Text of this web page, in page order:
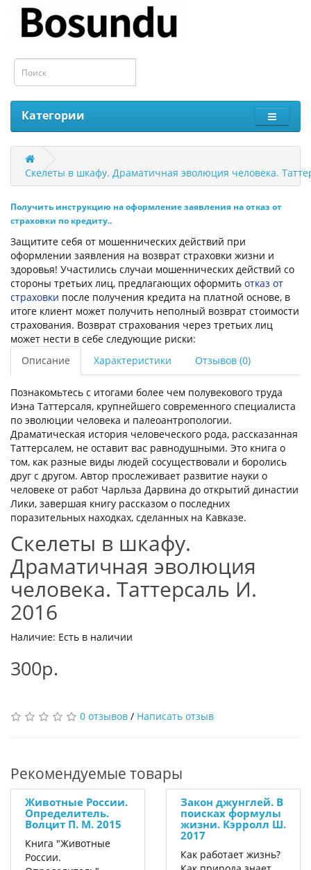
Категории
Скелеты в шкафу. Драматичная эволюция человека.
Получить инструкцию на оформление заявления на отказ от
страховки по кредиту..
Защитите себя от мошеннических действий при
оформлении заявления на возврат страховки жизни и
здоровья! Участились случаи мошеннических действий со
стороны третьих лиц, предлагающих оформить отказ от
страховки после получения кредита на платной основе, в
итоге клиент может получить неполный возврат стоимости
страхования. Возврат страхования через третьих лиц
может нести в себе следующие риски:
Описание
Характеристики Отзывов (0)
Познакомьтесь с итогами более чем полувекового труда
Иэна Таттерсаля, крупнейшего современного специалиста
по эволюции человека и палеоантропологии.
Драматическая история человеческого рода, рассказанная
Таттерсалем, не оставит вас равнодушными. Это книга о
том, как разные виды людей сосуществовали и боролись
друг с другом. Автор прослеживает развитие науки о
человеке от работ Чарльза Дарвина до открытий династии
Лики, завершая книгу рассказом о последних
поразительных находках, сделанных на Кавказе.
Скелеты в шкафу.
Драматичная эволюция
человека. Таттерсаль И.
2016
Наличие: Есть в наличии
300р.
0 отзывов / Написать отзыв
Рекомендуемые товары
Животные России.
Определитель.
Волцит П. М. 2015
Книга "Животные
России.
Закон джунглей. В
поисках формулы
жизни. Кэрролл Ш.
2017
Как работает жизнь?